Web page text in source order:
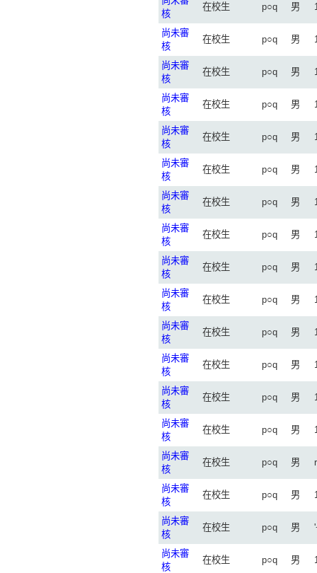
核
在校生 p○q 男
尚未審
核
在校生 p○q 男
尚未審
核
在校生 p○q 男
尚未審
核
在校生 p○q 男
尚未審
核
在校生 p○q 男
尚未審
核
在校生 p○q 男
尚未審
核
在校生 p○q 男
尚未審
核
在校生 p○q 男
尚未審
核
在校生 p○q 男
尚未審
核
在校生 p○q 男
尚未審
核
在校生 p○q 男
尚未審
核
在校生 p○q 男
尚未審
核
在校生 p○q 男
尚未審
核
在校生 p○q 男
尚未審
核
在校生 p○q 男
尚未審
核
在校生 p○q 男
尚未審
核
在校生 p○q 男
尚未審
核
在校生 p○q 男